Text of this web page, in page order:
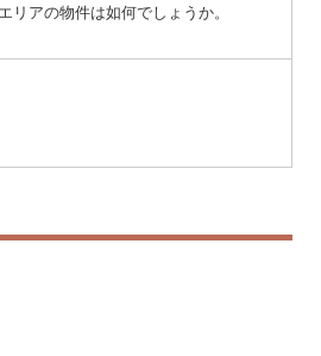
アの物件は如何でしょうか。